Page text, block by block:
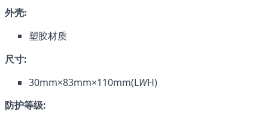
外壳:
塑胶材质
尺寸:
30mm×83mm×110mm(LWH)
防护等级: